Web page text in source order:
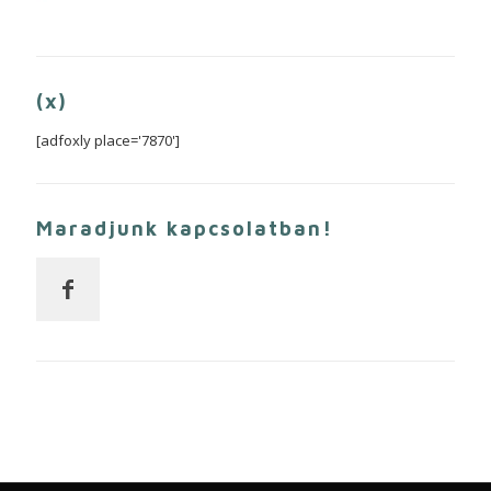
(x)
[adfoxly place='7870']
Maradjunk kapcsolatban!